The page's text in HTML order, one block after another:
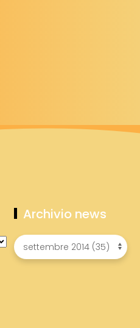
Archivio news